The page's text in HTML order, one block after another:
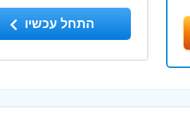
התחל עכשיו